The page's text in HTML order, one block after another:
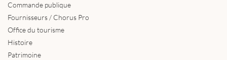
Commande publique
Fournisseurs / Chorus Pro
Office du tourisme
Histoire
Patrimoine